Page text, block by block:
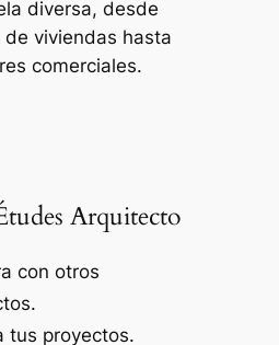
diversa, desde
de viviendas hasta
comerciales.
Arquitecto
con otros
tus proyectos.